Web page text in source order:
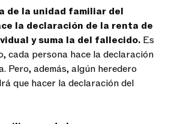
de la unidad familiar del
la declaración de la renta de
y suma la del fallecido. Es
cada persona hace la declaración
Pero, además, algún heredero
que hacer la declaración del